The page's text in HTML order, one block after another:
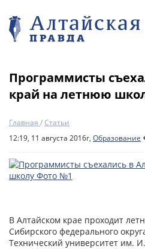
Программисты
край на летнюю
Главная /Статьи
12:19, 11 августа 2016г, Образование
В Алтайском крае проходит
Сибирского федерального
Технический университет им.